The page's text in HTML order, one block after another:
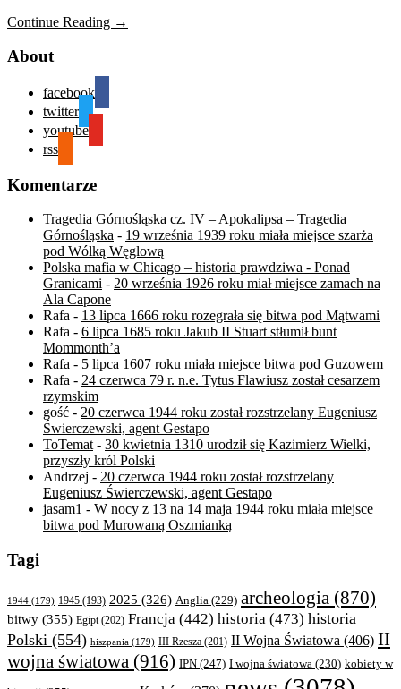
Continue Reading →
About
facebook
twitter
youtube
rss
Komentarze
Tragedia Górnośląska cz. IV – Apokalipsa – Tragedia
Górnośląska - 19 września 1939 roku miała miejsce szarża
pod Wólką Węglową
Polska mafia w Chicago – historia prawdziwa - Ponad
Granicami - 20 września 1926 roku miał miejsce zamach na
Ala Capone
Rafa - 13 lipca 1666 roku rozegrała się bitwa pod Mątwami
Rafa - 6 lipca 1685 roku Jakub II Stuart stłumił bunt
Mommonth’a
Rafa - 5 lipca 1607 roku miała miejsce bitwa pod Guzowem
Rafa - 24 czerwca 79 r. n.e. Tytus Flawiusz został cesarzem
rzymskim
gość - 20 czerwca 1944 roku został rozstrzelany Eugeniusz
Świerczewski, agent Gestapo
ToTemat- 30 kwietnia 1310 urodził się Kazimierz Wielki,
przyszły król Polski
Andrzej - 20 czerwca 1944 roku został rozstrzelany
Eugeniusz Świerczewski, agent Gestapo
jasam1 - W nocy z 13 na 14 maja 1944 roku miała miejsce
bitwa pod Murowaną Oszmianką
Tagi
1944 (179) 1945 (193) 2025 (326) Anglia (229) archeologia (870)
bitwy (355) Egipt(202) Francja (442) historia (473) historia
Polski (554) hiszpania (179) III Rzesza (201) II Wojna Światowa (406) II
wojna światowa (916) IPN (247) I wojna światowa (230) kobiety w